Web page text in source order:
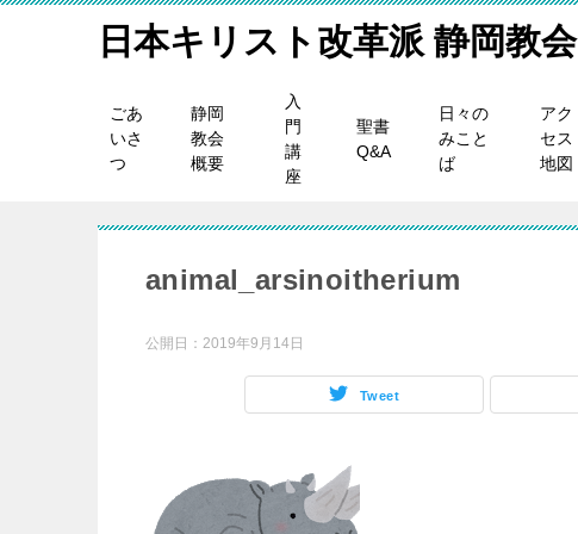
日本キリスト改革派 静岡教会
ごあ
いさ
つ
静岡
教会
概要
入
門
講
座
聖書
Q&A
日々の
みこと
ば
アク
セス
地図
animal_arsinoitherium
公開日： 2019年9月14日
Tweet